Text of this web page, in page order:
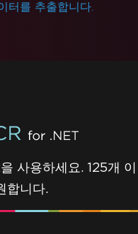
터를 추출합니다.
사용하세요. 125개 이
합니다.